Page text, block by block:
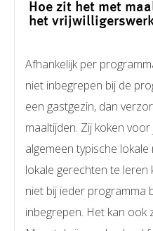
Hoe zit het met
het
Afhankelijk per
niet inbegrepen bij de
een gastgezin, dan
maaltijden. Zij koken
algemeen typische
lokale gerechten te leren
niet bij ieder programma
inbegrepen. Het kan ook